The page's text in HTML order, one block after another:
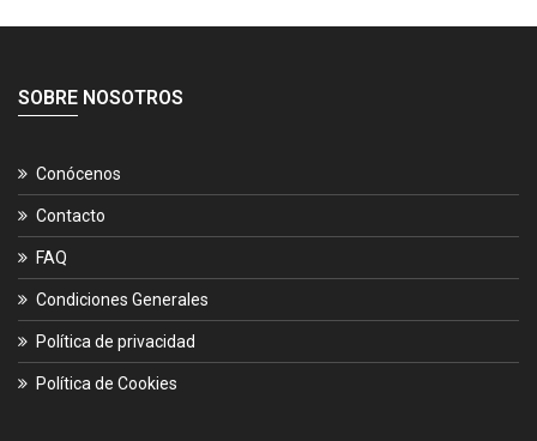
SOBRE NOSOTROS
Conócenos
Contacto
FAQ
Condiciones Generales
Política de privacidad
Política de Cookies